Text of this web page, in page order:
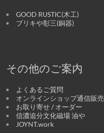
GOOD RUSTIC(木工)
ブリキや彰三(銅器)
その他のご案内
よくあるご質問
オンラインショップ通信販売
お取り寄せ / オーダー
信濃追分文化磁場 油や
JOYNT.work